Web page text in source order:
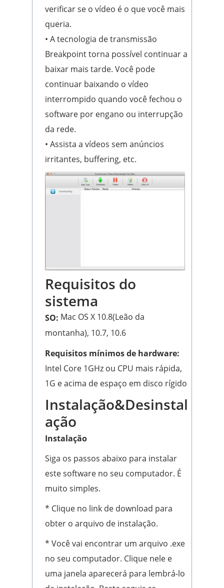
verificar se o vídeo é o que você mais
queria.
• A tecnologia de transmissão
Breakpoint torna possível continuar a
baixar mais tarde. Você pode
continuar baixando o vídeo
interrompido quando você fechou o
software por engano ou interrupção
da rede.
• Assista a vídeos sem anúncios
irritantes, buffering, etc.
Requisitos do
sistema
SO: Mac OS X 10.8(Leão da
montanha), 10.7, 10.6
Requisitos mínimos de hardware:
Intel Core 1GHz ou CPU mais rápida,
1G e acima de espaço em disco rígido
Instalação&Desinstal
ação
Instalação
Siga os passos abaixo para instalar
este software no seu computador. É
muito simples.
* Clique no link de download para
obter o arquivo de instalação.
* Você vai encontrar um arquivo .exe
no seu computador. Clique nele e
uma janela aparecerá para lembrá-lo